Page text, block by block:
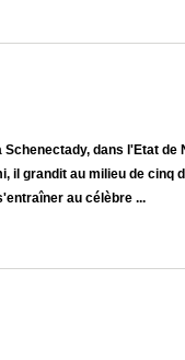
dans l'Etat de
il grandit au milieu de cinq
au célèbre ...